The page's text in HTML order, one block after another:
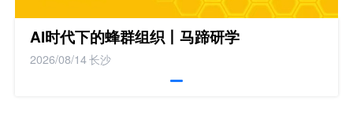
AI时代下的蜂群组织丨马蹄研学
2026/08/14长沙